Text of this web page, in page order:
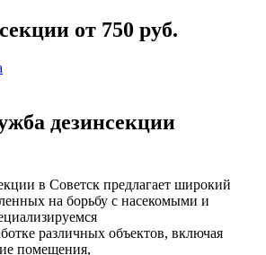
от 750 руб.
дезинсекции
в Советск предлагает широкий
на борьбу с насекомыми и
различных объектов, включая
помещения,